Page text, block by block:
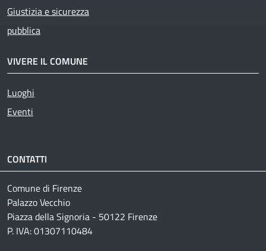
Giustizia e sicurezza
pubblica
VIVERE IL COMUNE
Luoghi
Eventi
CONTATTI
Comune di Firenze
Palazzo Vecchio
Piazza della Signoria - 50122 Firenze
P. IVA: 01307110484